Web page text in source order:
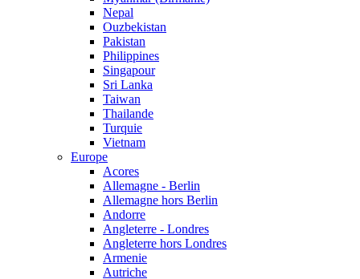
Nepal
Ouzbekistan
Pakistan
Philippines
Singapour
Sri Lanka
Taiwan
Thailande
Turquie
Vietnam
Europe
Acores
Allemagne - Berlin
Allemagne hors Berlin
Andorre
Angleterre - Londres
Angleterre hors Londres
Armenie
Autriche